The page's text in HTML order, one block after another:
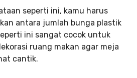
seperti ini, kamu harus
antara jumlah bunga plastik
ini sangat cocok untuk
ruang makan agar meja
cantik.